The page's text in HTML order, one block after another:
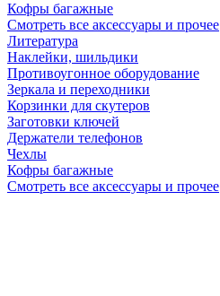
Кофры багажные
Смотреть все аксессуары и прочее
Литература
Наклейки, шильдики
Противоугонное оборудование
Зеркала и переходники
Корзинки для скутеров
Заготовки ключей
Держатели телефонов
Чехлы
Кофры багажные
Смотреть все аксессуары и прочее